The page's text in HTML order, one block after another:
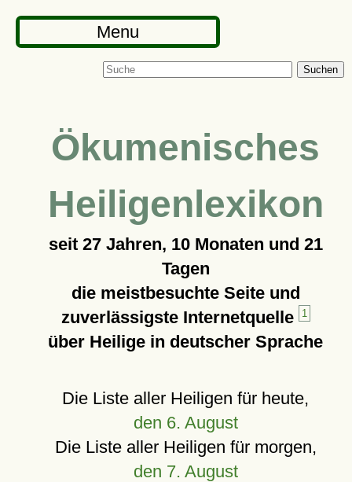
Menu
Suchen
Ökumenisches
Heiligenlexikon
seit 27 Jahren, 10 Monaten und 21
Tagen
die meistbesuchte Seite und
zuverlässigste Internetquelle
1
über Heilige in deutscher Sprache
Die Liste aller Heiligen für heute,
den 6. August
Die Liste aller Heiligen für morgen,
den 7. August